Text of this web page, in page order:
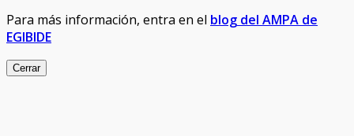
Para más información, entra en el blog del AMPA de
EGIBIDE
Cerrar